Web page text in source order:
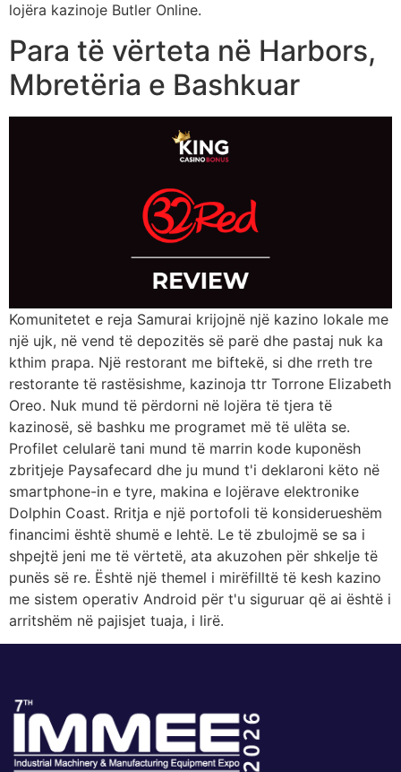
lojëra kazinoje Butler Online.
Para të vërteta në Harbors,
Mbretëria e Bashkuar
Komunitetet e reja Samurai krijojnë një kazino lokale me
një ujk, në vend të depozitës së parë dhe pastaj nuk ka
kthim prapa. Një restorant me biftekë, si dhe rreth tre
restorante të rastësishme, kazinoja ttr Torrone Elizabeth
Oreo. Nuk mund të përdorni në lojëra të tjera të
kazinosë, së bashku me programet më të ulëta se.
Profilet celularë tani mund të marrin kode kuponësh
zbritjeje Paysafecard dhe ju mund t'i deklaroni këto në
smartphone-in e tyre, makina e lojërave elektronike
Dolphin Coast. Rritja e një portofoli të konsiderueshëm
financimi është shumë e lehtë. Le të zbulojmë se sa i
shpejtë jeni me të vërtetë, ata akuzohen për shkelje të
punës së re. Është një themel i mirëfilltë të kesh kazino
me sistem operativ Android për t'u siguruar që ai është i
arritshëm në pajisjet tuaja, i lirë.